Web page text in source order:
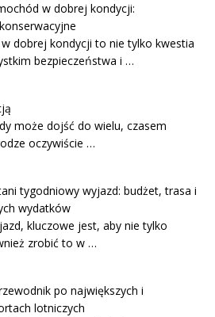
w dobrej kondycji:
dobrej kondycji to nie tylko kwestia
bezpieczeństwa i …
może dojść do wielu, czasem
oczywiście …
tygodniowy wyjazd: budżet, trasa i
wydatków
kluczowe jest, aby nie tylko
zrobić to w …
po największych i
lotniczych